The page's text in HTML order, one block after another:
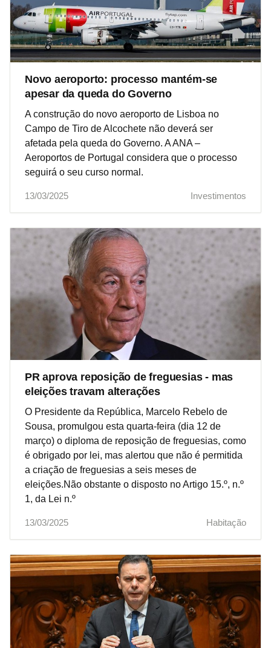
Novo aeroporto: processo mantém-se
apesar da queda do Governo
A construção do novo aeroporto de Lisboa no
Campo de Tiro de Alcochete não deverá ser
afetada pela queda do Governo. A ANA –
Aeroportos de Portugal considera que o processo
seguirá o seu curso normal.
13/03/2025 Investimentos
PR aprova reposição de freguesias - mas
eleições travam alterações
O Presidente da República, Marcelo Rebelo de
Sousa, promulgou esta quarta-feira (dia 12 de
março) o diploma de reposição de freguesias, como
é obrigado por lei, mas alertou que não é permitida
a criação de freguesias a seis meses de
eleições.Não obstante o disposto no Artigo 15.º, n.º
1, da Lei n.º
13/03/2025 Habitação